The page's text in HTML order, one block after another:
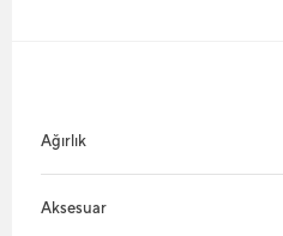
Ağırlık
Aksesuar